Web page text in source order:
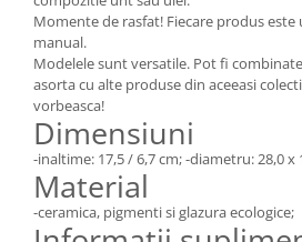
Momente de rasfat! Fiecare produs este
manual.
Modelele sunt versatile. Pot fi
asorta cu alte produse din aceeasi
vorbeasca!
Dimensiuni
-inaltime: 17,5 / 6,7 cm; -diametru: 28,0 x
Material
-ceramica, pigmenti si glazura ecologice;